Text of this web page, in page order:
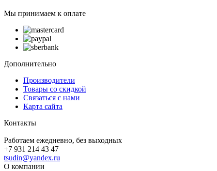
Мы принимаем к оплате
Дополнительно
Производители
Товары со скидкой
Связаться с нами
Карта сайта
Контакты
Работаем ежедневно, без выходных
+7 931 214 43 47
tsudin@yandex.ru
О компании